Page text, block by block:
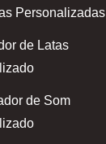
Personalizadas
de Latas
de Som